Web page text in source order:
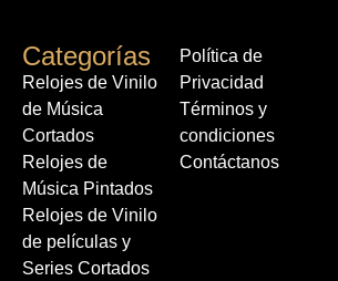
Categorías
Relojes de Vinilo
de Música
Cortados
Relojes de
Música Pintados
Relojes de Vinilo
de películas y
Series Cortados
Política de
Privacidad
Términos y
condiciones
Contáctanos